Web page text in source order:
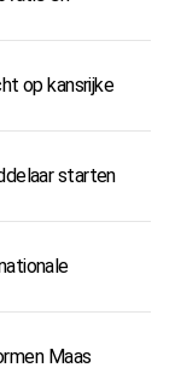
op kansrijke
starten
Maas